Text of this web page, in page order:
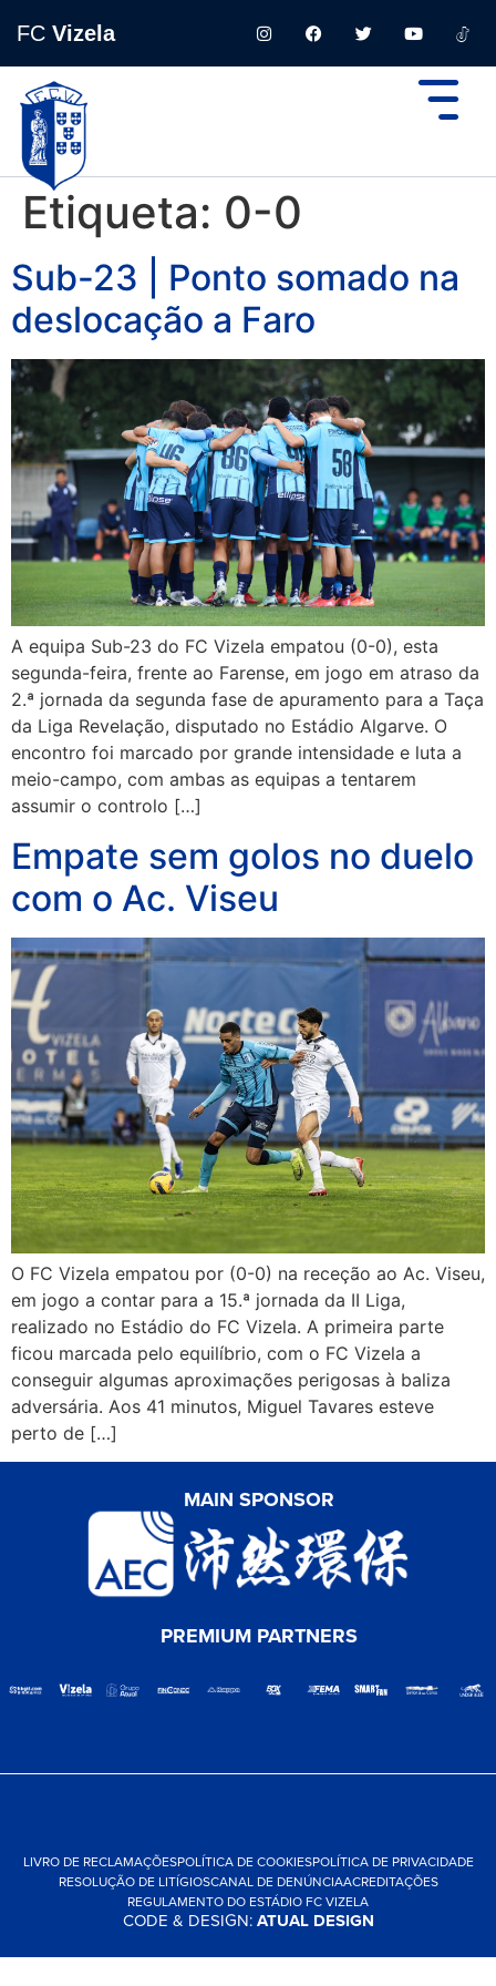
FC Vizela
Etiqueta: 0-0
Sub-23 | Ponto somado na
deslocação a Faro
A equipa Sub-23 do FC Vizela empatou (0-0), esta
segunda-feira, frente ao Farense, em jogo em atraso da
2.ª jornada da segunda fase de apuramento para a Taça
da Liga Revelação, disputado no Estádio Algarve. O
encontro foi marcado por grande intensidade e luta a
meio-campo, com ambas as equipas a tentarem
assumir o controlo […]
Empate sem golos no duelo
com o Ac. Viseu
O FC Vizela empatou por (0-0) na receção ao Ac. Viseu,
em jogo a contar para a 15.ª jornada da II Liga,
realizado no Estádio do FC Vizela. A primeira parte
ficou marcada pelo equilíbrio, com o FC Vizela a
conseguir algumas aproximações perigosas à baliza
adversária. Aos 41 minutos, Miguel Tavares esteve
perto de […]
MAIN SPONSOR
PREMIUM PARTNERS
LIVRO DE RECLAMAÇÕESPOLÍTICA DE COOKIESPOLÍTICA DE PRIVACIDADE
RESOLUÇÃO DE LITÍGIOSCANAL DE DENÚNCIAACREDITAÇÕES
REGULAMENTO DO ESTÁDIO FC VIZELA
CODE & DESIGN:ATUAL DESIGN